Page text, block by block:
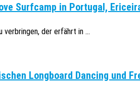
Surfcamp in Portugal,
verbringen, der erfährt in ...
Longboard Dancing und